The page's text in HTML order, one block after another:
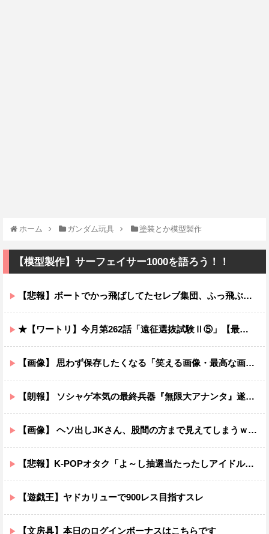
ホーム ガンダム玩具 塗装とか模型製作
【模型製作】サーフェイサー1000を語ろう！！
【悲報】ボートでかっ飛ばしてたセレブ集団、ふっ飛ぶｗｗｗｗ
★【ワートリ】今月第262話「遠征選抜試験Ⅱ⑤」【最新話コメント用】
【画像】 思わず保存したくなる「笑える画像・最高な画像」貼っていけｗｗｗｗｗ
【朗報】 ソシャゲ本気の最終兵器『無限大アナンタ』遂にサービス開始へｗｗｗｗ
【画像】 ヘソ出しJKさん、股間の方まで見えてしまうｗｗｗｗｗｗｗｗｗ
【悲報】K-POPオタク「よ～し抽選当たったしアイドルとチェキを撮るぞ！」→結果ｗｗｗｗ
【遊戯王】ヤドカリューで900レス目指すスレ
【文房具】本日のログインボーナスはこちらです